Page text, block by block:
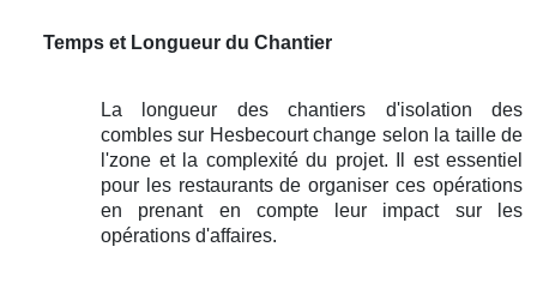
Temps et Longueur du Chantier
La longueur des chantiers d'isolation des
combles sur Hesbecourt change selon la taille de
l'zone et la complexité du projet. Il est essentiel
pour les restaurants de organiser ces opérations
en prenant en compte leur impact sur les
opérations d'affaires.